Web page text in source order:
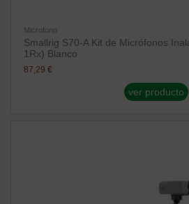
Microfono
Smallrig S70-A Kit de Micrófonos
1Rx) Blanco
87,29 €
ver producto